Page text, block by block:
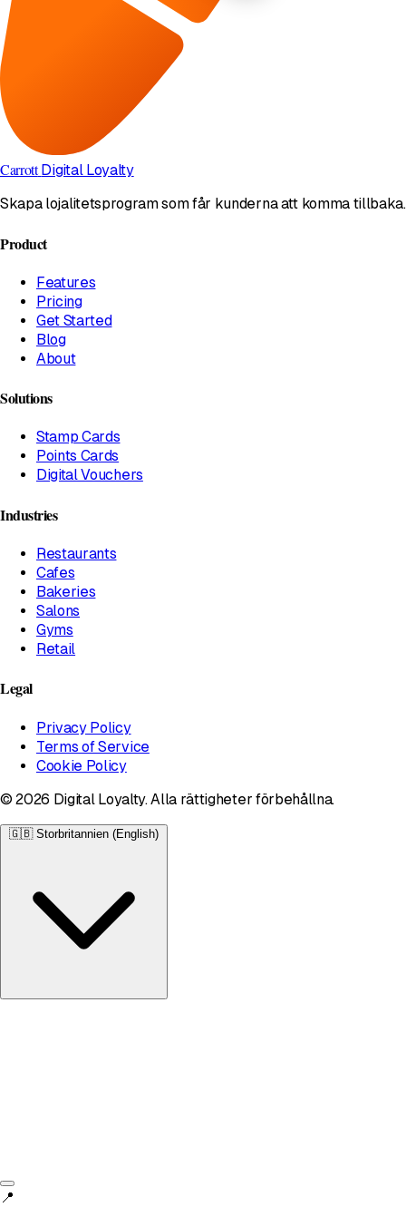
Carrott Digital Loyalty
Skapa lojalitetsprogram som får kunderna att komma tillbaka.
Product
Features
Pricing
Get Started
Blog
About
Solutions
Stamp Cards
Points Cards
Digital Vouchers
Industries
Restaurants
Cafes
Bakeries
Salons
Gyms
Retail
Legal
Privacy Policy
Terms of Service
Cookie Policy
© 2026 Digital Loyalty. Alla rättigheter förbehållna.
🇬🇧 Storbritannien (English)
📍